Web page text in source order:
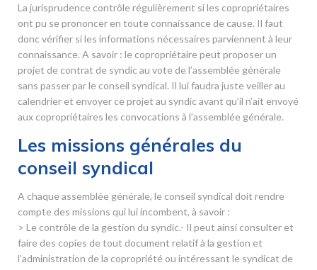
La jurisprudence contrôle régulièrement si les copropriétaires
ont pu se prononcer en toute connaissance de cause. Il faut
donc vérifier si les informations nécessaires parviennent à leur
connaissance. A savoir : le copropriétaire peut proposer un
projet de contrat de syndic au vote de l’assemblée générale
sans passer par le conseil syndical. Il lui faudra juste veiller au
calendrier et envoyer ce projet au syndic avant qu’il n’ait envoyé
aux copropriétaires les convocations à l’assemblée générale.
Les missions générales du
conseil syndical
A chaque assemblée générale, le conseil syndical doit rendre
compte des missions qui lui incombent, à savoir :
> Le contrôle de la gestion du syndic.- Il peut ainsi consulter et
faire des copies de tout document relatif à la gestion et
l’administration de la copropriété ou intéressant le syndicat de